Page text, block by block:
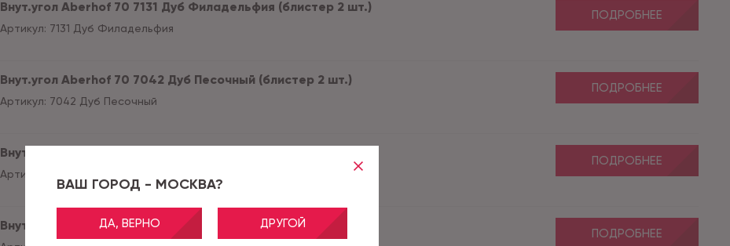
ВАШ ГОРОД - МОСКВА?
ДА, ВЕРНО ДРУГОЙ
Внут.угол Aberhof 70 7131 Дуб Филадельфия (блистер 2 шт.)
Артикул: 7131 Дуб Филадельфия
ПОДРОБНЕЕ
Внут.угол Aberhof 70 7042 Дуб Песочный (блистер 2 шт.)
Артикул: 7042 Дуб Песочный
ПОДРОБНЕЕ
Внут.угол Aberhof 70 7023 Дуб Модена (блистер 2 шт.)
Артикул:
ПОДРОБНЕЕ
Внут.угол Aberhof 70 7017 Алюминий (блистер 2 шт.)
ПОДРОБНЕЕ